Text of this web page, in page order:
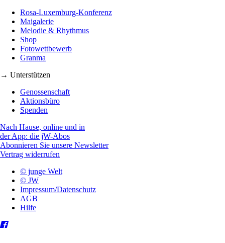
Rosa-Luxemburg-Konferenz
Maigalerie
Melodie & Rhythmus
Shop
Fotowettbewerb
Granma
→ Unterstützen
Genossenschaft
Aktionsbüro
Spenden
Nach Hause, online und in
der App: die jW-Abos
Abonnieren Sie unsere Newsletter
Vertrag widerrufen
© junge Welt
© JW
Impressum/Datenschutz
AGB
Hilfe